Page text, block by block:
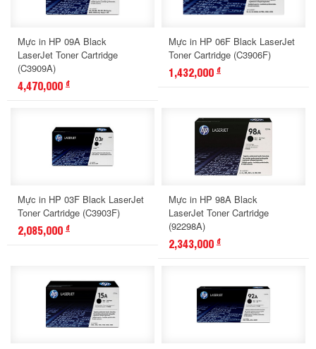
Mực in HP 09A Black
LaserJet Toner Cartridge
(C3909A)
4,470,000 đ
Mực in HP 06F Black LaserJet
Toner Cartridge (C3906F)
1,432,000 đ
Mực in HP 03F Black LaserJet
Toner Cartridge (C3903F)
2,085,000 đ
Mực in HP 98A Black
LaserJet Toner Cartridge
(92298A)
2,343,000 đ